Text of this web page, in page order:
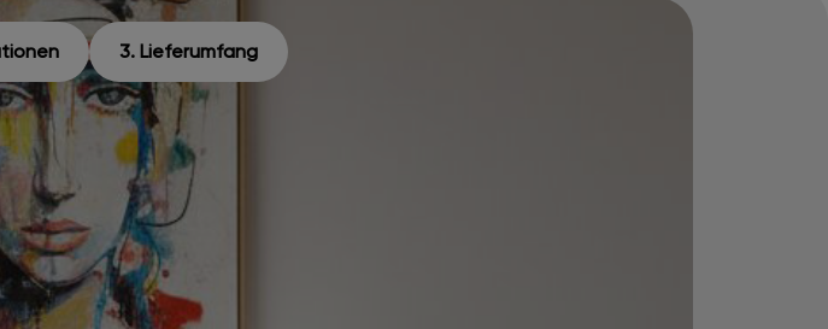
3. Lieferumfang